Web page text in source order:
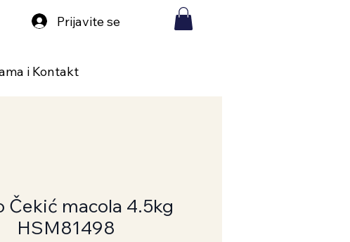
Prijavite se
i Kontakt
Čekić macola 4.5kg
HSM81498